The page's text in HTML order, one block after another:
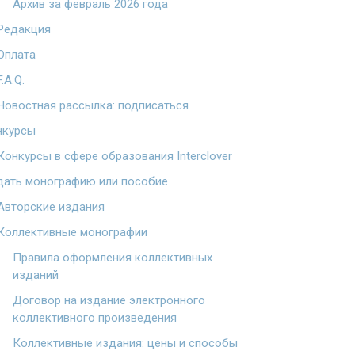
Архив за февраль 2026 года
рассылка: подписаться
в сфере образования Interclover
монографию или пособие
издания
монографии
Правила оформления коллективных
изданий
Договор на издание электронного
коллективного произведения
Коллективные издания: цены и способы